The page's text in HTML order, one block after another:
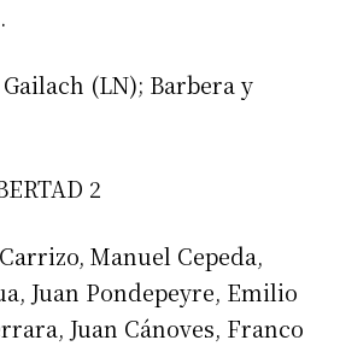
electrónico
(LN); Barbera y
2
Manuel Cepeda,
Juan Pondepeyre, Emilio
Juan Cánoves, Franco